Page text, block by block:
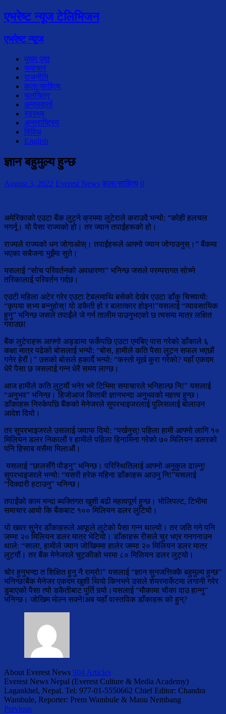
एभरेष्ट न्यूज टेलिभिजन
एभरेष्ट न्यूज
मुख्य पृष्ठ
समाचार
राजनीति
कला/साहित्य
चलचित्र
अन्तरवार्ता
स्वस्थ्य
अन्तराष्ट्रिय
विविध
English
ज्ञान बहुमुल्य हुन्छ
August 3, 2022 Everest News कला/साहित्य 0
अमेरिकाको एउटा बैंक लुट्ने क्रममा लुटेराले कराउदै भन्यो: “कोही हलचल
नगर्नू। यो पैसा राज्यको हो। तर ज्यान तपाईंहरूको हो।
राज्यले राज्यको धन जोगाओस्। तपाईंहरूले आफ्नो ज्यान जोगाउनुस्।” बैंकमा
भएका सबैजना भुइँमा सुते।
यसलाई “सोच परिवर्तनको अवधारणा” भनिन्छ जसले परम्परागत सोच्ने
तरिकालाई परिवर्तन गर्दछ।
एउटी महिला अटेर गरेर एउटा टेबलमाथि बसेको देखेर एउटा डाँंकु चिच्यायो:
“कृपया सभ्य बन्नुहोस्! यो डकैती हो र बलात्कार होइन!”यसलाई “व्यावसायिक
हुनु” भनिन्छ जसले तपाईंले जे गर्न तालीम पाउनुभएको छ त्यसमा मात्र लक्षित
गराउछ!
बैंक लुटेराहरू आफ्नो अड्डामा फर्केपछि एउटा एमबिए पास गरेको डाँकाले ६
कक्षा मात्र पढेको बोसलाई भन्यो: “बोस, हामीले कति पैसा लुट्न सफल भएछौं
गनेर हेरौं।” उसको बोसले हकार्दै भन्यो: “कस्तो मूर्ख कुरा गरेको? यहाँ एकदम
धेरै पैसा छ जसलाई गन्न धेरै समय लाग्छ।
आज हामीले कति लुट्यौं भनेर भरे टिभिमा समाचारले भनिहाल्छ नि!” यसलाई
“अनुभव” भनिन्छ। हिजोआज किताबी ज्ञानभन्दा अनुभवको महत्त्व हुन्छ।
डाँकाहरू निस्केपछि बैंकको मेनेजरले सुपरभाइजरलाई पुलिसलाई बोलाउन
आदेश दियो।
तर सुपरभाइजरले उसलाई जवाफ दियो: “पर्खनुस्! पहिला हामी आफ्नो लागि १०
मिलियन डलर निकालौं र हामीले पहिला हिनामिना गरेको ७० मिलियन डलरको
पनि हिसाब यसैमा मिलाऔं।
यसलाई “छालसँगै पौडनु” भनिन्छ। परिस्थितिलाई आफ्नो अनुकुल ढाल्नु!
सुपरभाइजरले भन्यो: “यसरी हरेक महिना डाँकाहरू आउनु नि!”यसलाई
“दिक्दारी हटाउनु” भनिन्छ।
तपाईंको काम भन्दा ब्यक्तिगत खुशी बढी महत्वपूर्ण हुन्छ। भोलिपल्ट, टिभीमा
समाचार आयो कि बैंकबाट १०० मिलियन डलर लुटियो।
यो खवर सुनेर डाँकाहरूले आफूले लुटेको पैसा गन्न थाल्यो। तर जति गने पनि
जम्मा २० मिलियन डलर मात्र भेटियो। डाँकाहरू रीसले चुर भएर गनगनाउन
थाले: “साला, हामीले ज्यान जोखिममा हालेर जम्मा २० मिलियन डलर मात्र
लुट्यौं। तर बैंक मेनेजरले चुट्कीको भरमा ८० मिलियन डलर लुट्यो।
चोर हुनुभन्दा त शिक्षित हुनु नै राम्रो!” यसलाई “ज्ञान सुनजत्तिक्कै बहुमुल्य हुन्छ”
भनिन्छ!बैंक मेनेजर एकदम खुशी थियो किनभने उसले शेयरमार्केटमा लगानी गरेर
डुबाएको पैसा त्यो डकैतीबाट पुर्ति गर्‍यो।यसलाई “मौकामा चौका दाउ हान्नु”
भनिन्छ। जोखिम मोल्न सक्ने!अब यहाँ वास्तविक डाँकाहरू को हुन्?
About Everest News 904 Articles
Everest News Nepal (Everest Culture & Media Academy)
Lagankhel, Nepal. Tel: 977-01-5550662 Chief Editor: Chandra
Wambule, Reporter: Prem Wambule & Manu Nembang
Previous